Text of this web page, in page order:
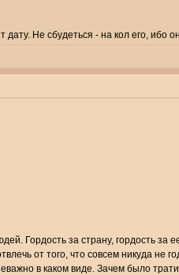
Не сбудеться - на кол его, ибо
Гордость за страну, гордость за
от того, что совсем никуда
в каком виде. Зачем было